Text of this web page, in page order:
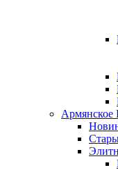
Армянское